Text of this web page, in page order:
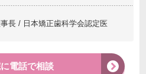
長 / 日本矯正歯科学会認定医
電話で相談